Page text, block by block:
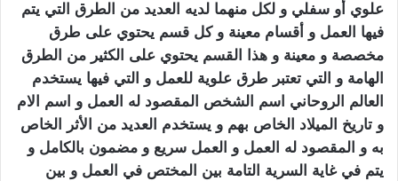
علوي أو سفلي و لكل منهما لديه العديد من الطرق التي يتم
فيها العمل و أقسام معينة و كل قسم يحتوي على طرق
مخصصة و معينة و هذا القسم يحتوي على الكثير من الطرق
الهامة و التي تعتبر طرق علوية للعمل و التي فيها يستخدم
العالم الروحاني اسم الشخص المقصود له العمل و اسم الام
و تاريخ الميلاد الخاص بهم و يستخدم العديد من الأثر الخاص
به و المقصود له العمل و العمل سريع و مضمون بالكامل و
يتم في غاية السرية التامة بين المختص في العمل و بين